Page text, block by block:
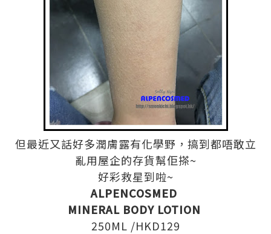
但最近又話好多潤膚露有化學野，搞到都唔敢立
亂用屋企的存貨幫佢搽~
好彩救星到啦~
ALPENCOSMED
MINERAL BODY LOTION
250ML /HKD129